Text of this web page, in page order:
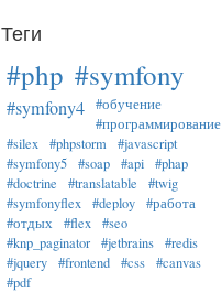
Теги
#php #symfony
#symfony4 #обучение
#программирование
#silex #phpstorm #javascript
#symfony5 #soap #api #phap
#doctrine
#translatable
#twig
#symfonyflex #deploy #работа
#отдых #flex #seo
#knp_paginator #jetbrains #redis
#jquery #frontend #css #canvas
#pdf